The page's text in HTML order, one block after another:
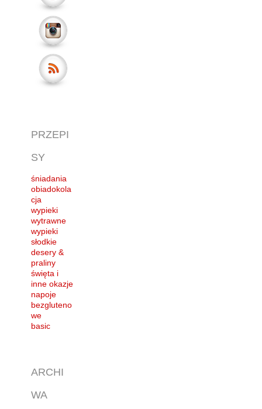
PRZEPI
SY
śniadania
obiadokola
cja
wypieki
wytrawne
wypieki
słodkie
desery &
praliny
święta i
inne okazje
napoje
bezgluteno
we
basic
ARCHI
WA